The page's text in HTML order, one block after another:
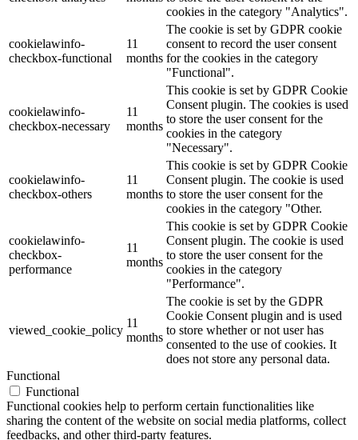
cookies in the category "Analytics".
cookielawinfo-
checkbox-functional
11
months
The cookie is set by GDPR cookie
consent to record the user consent
for the cookies in the category
"Functional".
cookielawinfo-
checkbox-necessary
11
months
This cookie is set by GDPR Cookie
Consent plugin. The cookies is used
to store the user consent for the
cookies in the category
"Necessary".
cookielawinfo-
checkbox-others
11
months
This cookie is set by GDPR Cookie
Consent plugin. The cookie is used
to store the user consent for the
cookies in the category "Other.
cookielawinfo-
checkbox-
performance
11
months
This cookie is set by GDPR Cookie
Consent plugin. The cookie is used
to store the user consent for the
cookies in the category
"Performance".
viewed_cookie_policy
11
months
The cookie is set by the GDPR
Cookie Consent plugin and is used
to store whether or not user has
consented to the use of cookies. It
does not store any personal data.
Functional
Functional
Functional cookies help to perform certain functionalities like
sharing the content of the website on social media platforms, collect
feedbacks, and other third-party features.